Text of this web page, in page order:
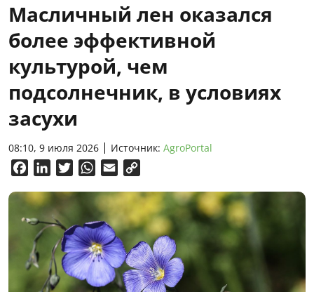
Масличный лен оказался
более эффективной
культурой, чем
подсолнечник, в условиях
засухи
08:10, 9 июля 2026 Источник: AgroPortal
FacebookLinkedInTwitterWhatsApp
Email